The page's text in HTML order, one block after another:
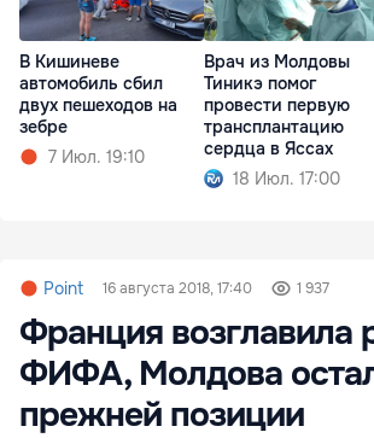
В Кишиневе
автомобиль сбил
двух пешеходов на
зебре
7 Июл. 19:10
Врач из Молдовы
Тиникэ помог
провести первую
трансплантацию
сердца в Яссах
18 Июл. 17:00
Point 16 августа 2018, 17:40 1 937
Франция возглавила
ФИФА, Молдова
прежней позиции